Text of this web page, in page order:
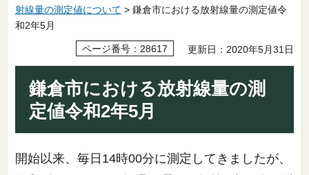
射線量の測定値について > 鎌倉市における放射線量の測定値令
和2年5月
ページ番号：28617 更新日：2020年5月31日
鎌倉市における放射線量の測
定値令和2年5月
開始以来、毎日14時00分に測定してきましたが、